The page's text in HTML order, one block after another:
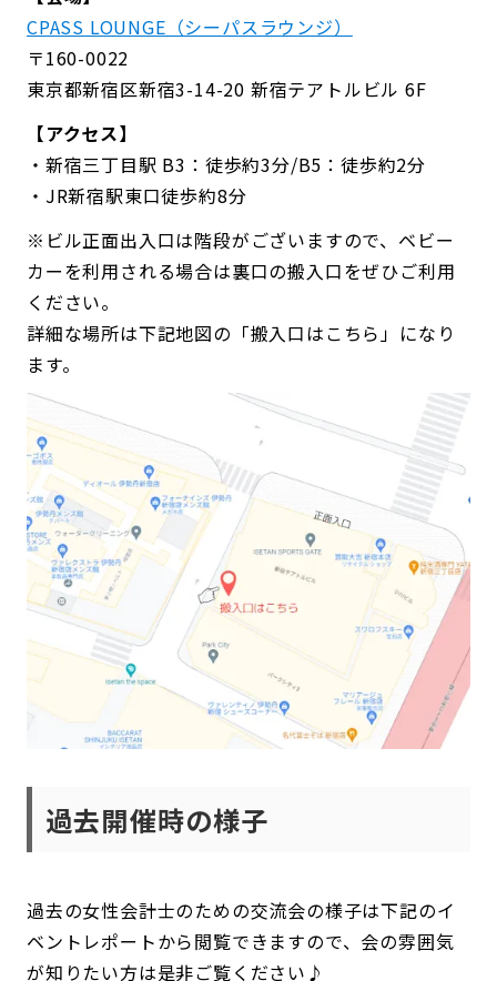
CPASS LOUNGE（シーパスラウンジ）
〒160-0022
東京都新宿区新宿3-14-20 新宿テアトルビル 6F
【アクセス】
・新宿三丁目駅 B3：徒歩約3分/B5：徒歩約2分
・JR新宿駅東口徒歩約8分
※ビル正面出入口は階段がございますので、ベビー
カーを利用される場合は裏口の搬入口をぜひご利用
ください。
詳細な場所は下記地図の「搬入口はこちら」になり
ます。
過去開催時の様子
過去の女性会計士のための交流会の様子は下記のイ
ベントレポートから閲覧できますので、会の雰囲気
が知りたい方は是非ご覧ください♪